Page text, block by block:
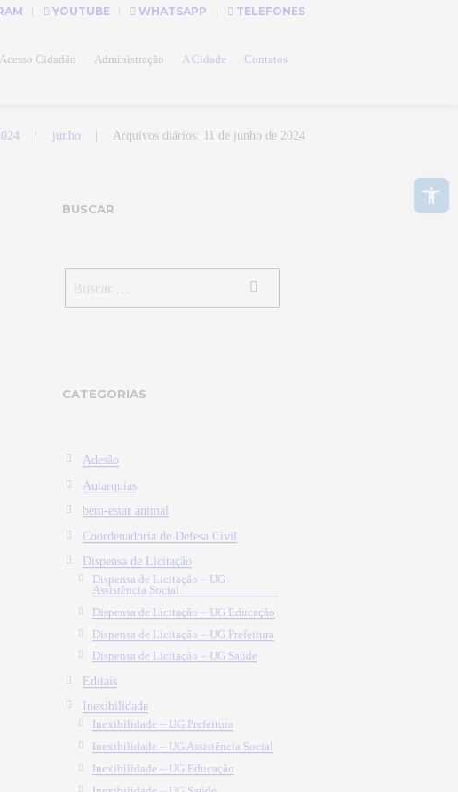
YOUTUBE WHATSAPP TELEFONES
Acesso Cidadão Administração A Cidade Contatos
junho Arquivos diários: 11 de junho de 2024
BUSCAR
CATEGORIAS
Adesão
Autarquias
bem-estar animal
Coordenadoria de Defesa Civil
Dispensa de Licitação
Dispensa de Licitação – UG
Assistência Social
Dispensa de Licitação – UG Educação
Dispensa de Licitação – UG Prefeitura
Dispensa de Licitação – UG Saúde
Editais
Inexibilidade
Inexibilidade – UG Prefeitura
Inexibilidade – UG Assistência Social
Inexibilidade – UG Educação
Abrir a barra de ferramentas